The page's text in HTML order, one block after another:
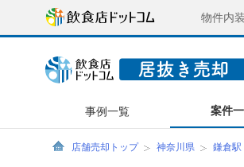
物件内
事例一覧 案件
店舗売却トップ 神奈川県 鎌倉駅